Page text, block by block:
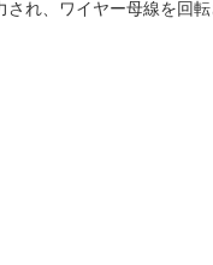
れ、ワイヤー母線を回